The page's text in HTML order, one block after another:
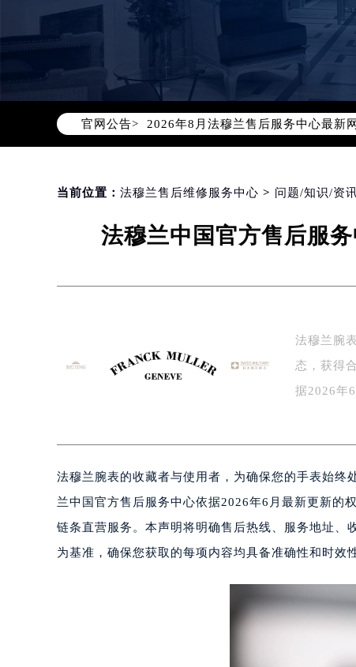
官网公告>
2026年8月法穆兰中国区售后服务网
2026年8月法穆兰全国官方售后客户
法穆兰官方全国统一服务热线400-
2026年8月法穆兰售后服务中心最新
北京市朝阳区建国门外大街甲6号华
天津市和平区赤峰道136号天津国际
上海市黄浦区南京东路299号宏伊国
盐城市盐都区世纪大道5号盐城金融
泰州市海陵区永定东路399号置地商
宁波市江北区大闸南路500号来福士
嘉兴市南湖区广益路705号嘉兴世界
南昌市红谷滩新区红谷中大道998号
济南市历下区经十路11111号华润中
广州市天河区天河路230号万菱汇国
深圳市罗湖区深南东路5001号华润
惠州市惠城区江北文昌一路7号华贸
厦门市思明区湖滨东路95号华润大
福州市鼓楼区五四路128-1号恒力城
当前位置： 法穆兰售后维修服务中心 > 问题/知识/资
法穆兰中国官方售后服
法穆兰腕
态，获得
据2026年
法穆兰腕表的收藏者与使用者，为确保您的手表始终
兰中国官方售后服务中心依据2026年6月最新更新的
链条直营服务。本声明将明确售后热线、服务地址、
为基准，确保您获取的每项内容均具备准确性和时效性